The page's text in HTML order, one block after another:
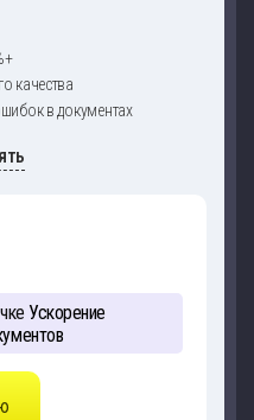
качества
в документах
Ускорение